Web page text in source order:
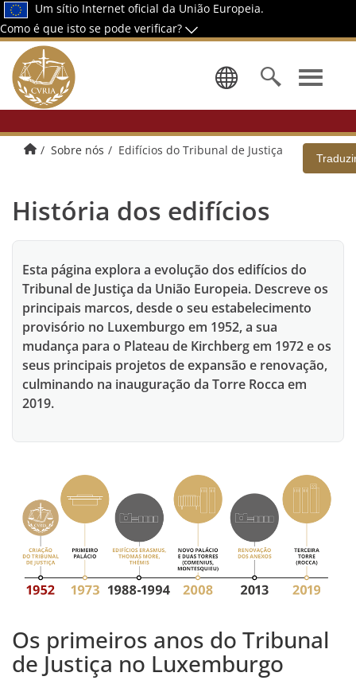
Um sítio Internet oficial da União Europeia.
Como é que isto se pode verificar?
Selecionar
Página principal
Sobre nós Edifícios do Tribunal de Justiça
História dos edifícios
Esta página explora a evolução dos edifícios do
Tribunal de Justiça da União Europeia. Descreve os
principais marcos, desde o seu estabelecimento
provisório no Luxemburgo em 1952, a sua
mudança para o Plateau de Kirchberg em 1972 e os
seus principais projetos de expansão e renovação,
culminando na inauguração da Torre Rocca em
2019.
Os primeiros anos do Tribunal
de Justiça no Luxemburgo